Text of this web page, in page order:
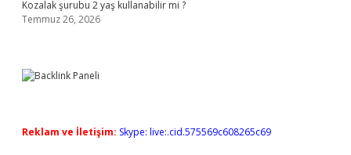
Kozalak şurubu 2 yaş kullanabilir mi ?
Temmuz 26, 2026
Reklam ve İletişim: Skype: live:.cid.575569c608265c69